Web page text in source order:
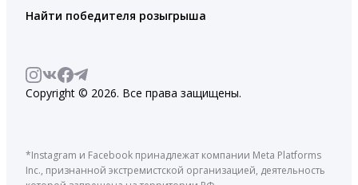
Найти победителя розыгрыша
Copyright © 2026. Все права защищены.
*Instagram и Facebook принадлежат компании Meta Platforms
Inc., признанной экстремистской организацией, деятельность